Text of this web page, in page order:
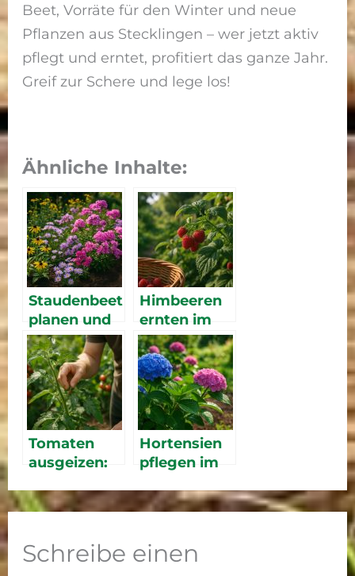
Beet, Vorräte für den Winter und neue
Pflanzen aus Stecklingen – wer jetzt aktiv
pflegt und erntet, profitiert das ganze Jahr.
Greif zur Schere und lege los!
Ähnliche Inhalte:
Staudenbeet
planen und
anlegen
2026 – so
gelingt Ihr
farbenfrohe
s Dauerbeet
Himbeeren
ernten im
Sommer:
Tipps für
reiche Ernte
Tomaten
ausgeizen:
für mehr
Hortensien
pflegen im
2026 – Tipps
t
Schreibe einen